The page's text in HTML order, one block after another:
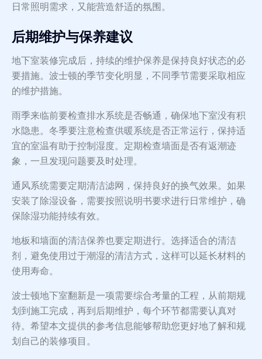
日常照明需求，又能营造舒适的氛围。
后期维护与保养建议
地下室装修完成后，持续的维护保养是保持良好状态的必
要措施。波士顿的季节变化明显，不同季节需要采取相应
的维护措施。
雨季来临前要检查排水系统是否畅通，确保地下室没有积
水隐患。冬季要注意检查供暖系统是否正常运行，保持适
宜的室温有助于控制湿度。定期检查墙面是否有返潮迹
象，一旦发现问题要及时处理。
通风系统需要定期清洁滤网，保持良好的换气效果。如果
安装了除湿设备，需要按照说明书要求进行日常维护，确
保除湿功能持续有效。
地板和墙面的清洁保养也要定期进行。选择适合的清洁
剂，避免使用过于潮湿的清洁方式，这样可以延长材料的
使用寿命。
波士顿地下室翻新是一项需要综合考量的工程，从前期规
划到施工完成，再到后期维护，每个环节都需要认真对
待。希望本文提供的参考信息能够帮助您更好地了解和规
划自己的装修项目。